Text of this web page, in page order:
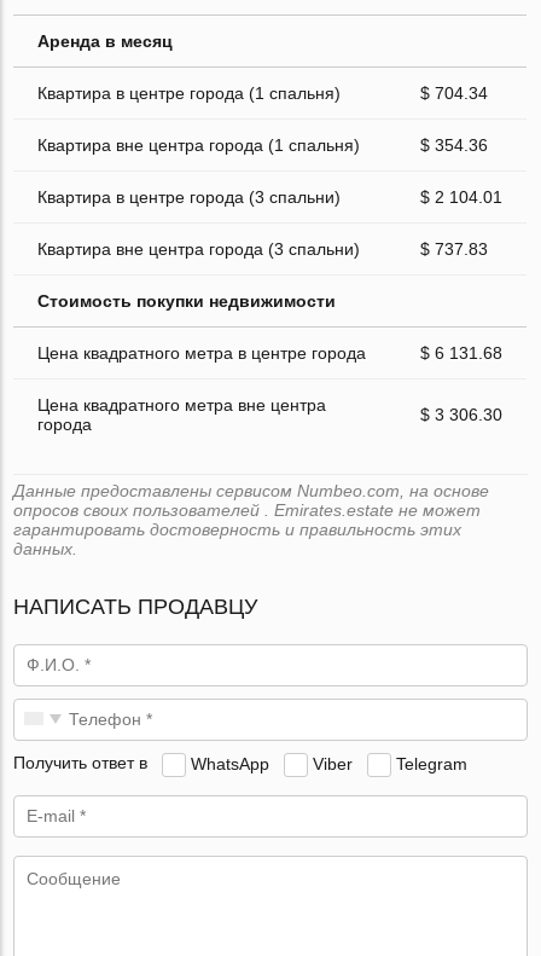
Аренда в месяц
Квартира в центре города (1 спальня) $ 704.34
Квартира вне центра города (1 спальня) $ 354.36
Квартира в центре города (3 спальни) $ 2 104.01
Квартира вне центра города (3 спальни) $ 737.83
Стоимость покупки недвижимости
Цена квадратного метра в центре города $ 6 131.68
Цена квадратного метра вне центра
города
$ 3 306.30
Данные предоставлены сервисом Numbeo.com, на основе
опросов своих пользователей . Emirates.estate не может
гарантировать достоверность и правильность этих
данных.
НАПИСАТЬ ПРОДАВЦУ
Получить ответ в WhatsApp Viber Telegram